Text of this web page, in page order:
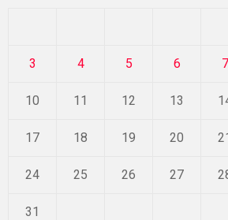
3 4 5 6 7
10 11 12 13
17 18 19 20
24 25 26 27
31